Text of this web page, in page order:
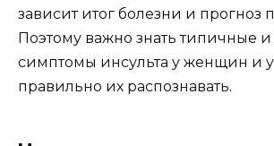
зависит итог болезни и прогноз
Поэтому важно знать типичные
симптомы инсульта у женщин и
правильно их распознавать.